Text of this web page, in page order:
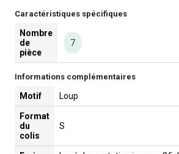
Caractéristiques spécifiques
Nombre
de
pièce
7
Informations complémentaires
Motif Loup
Format
du
colis
S